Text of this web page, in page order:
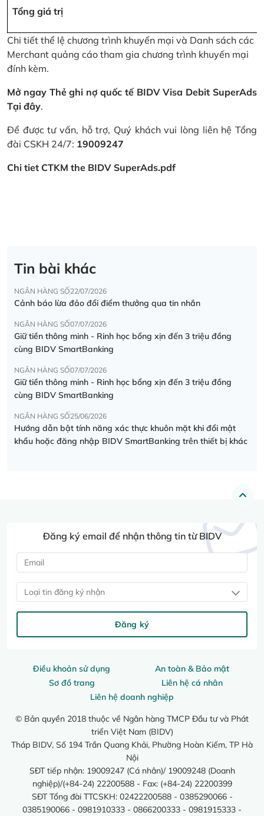
Tổng giá trị
Chi tiết thể lệ chương trình khuyến mại và Danh sách các
Merchant quảng cáo tham gia chương trình khuyến mại
đính kèm.
Mở ngay Thẻ ghi nợ quốc tế BIDV Visa Debit SuperAds
Tại đây.
Để được tư vấn, hỗ trợ, Quý khách vui lòng liên hệ Tổng
đài CSKH 24/7: 19009247
Chi tiet CTKM the BIDV SuperAds.pdf
Tin bài khác
NGÂN HÀNG SỐ22/07/2026
Cảnh báo lừa đảo đổi điểm thưởng qua tin nhắn
NGÂN HÀNG SỐ07/07/2026
Giữ tiền thông minh - Rinh học bổng xịn đến 3 triệu đồng
cùng BIDV SmartBanking
NGÂN HÀNG SỐ07/07/2026
Giữ tiền thông minh - Rinh học bổng xịn đến 3 triệu đồng
cùng BIDV SmartBanking
NGÂN HÀNG SỐ25/06/2026
Hướng dẫn bật tính năng xác thực khuôn mặt khi đổi mật
khẩu hoặc đăng nhập BIDV SmartBanking trên thiết bị khác
Điều khoản sử dụng
An toàn & Bảo mật
Sơ đồ trang
Liên hệ cá nhân
Liên hệ doanh nghiệp
© Bản quyền 2018 thuộc về Ngân hàng TMCP Đầu tư và Phát
triển Việt Nam (BIDV)
Tháp BIDV, Số 194 Trần Quang Khải, Phường Hoàn Kiếm, TP Hà
Nội
SĐT tiếp nhận: 19009247 (Cá nhân)/ 19009248 (Doanh
nghiệp)/(+84-24) 22200588 - Fax: (+84-24) 22200399
SĐT Tổng đài TTCSKH: 02422200588 - 0385290066 -
0385190066 - 0981910333 - 0866200333 - 0981915333 -
Đăng ký email để nhận thông tin từ BIDV
Loại tin đăng ký nhận
Đăng ký